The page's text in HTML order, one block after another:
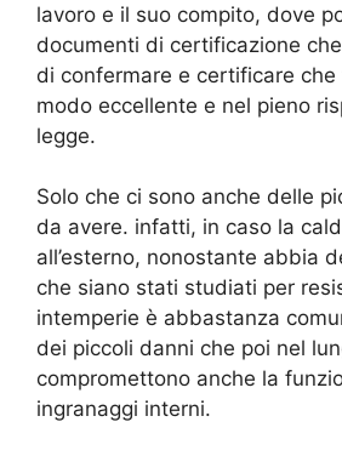
lavoro e il suo compito, dove
documenti di certificazione
di confermare e certificare
modo eccellente e nel pieno
legge.
Solo che ci sono anche delle
da avere. infatti, in caso la
all’esterno, nonostante abbia
che siano stati studiati per
intemperie è abbastanza
dei piccoli danni che poi nel
compromettono anche la
ingranaggi interni.